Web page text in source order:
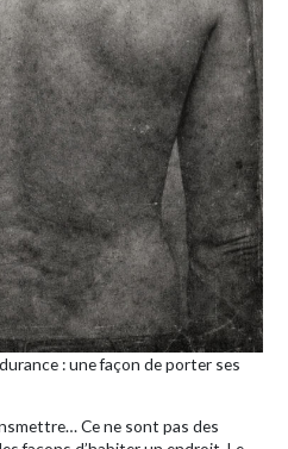
: une façon de porter ses
Ce ne sont pas des